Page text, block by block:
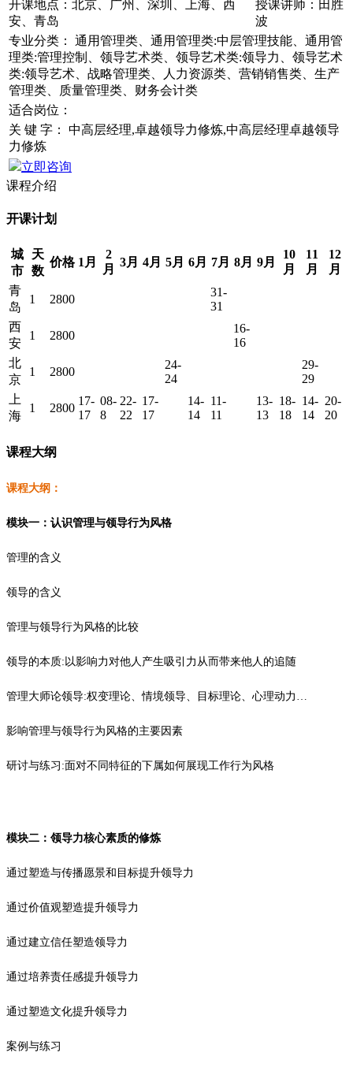
开课地点： 北京、广州、深圳、上海、西
安、青岛
授课讲师： 田胜
波
专业分类：
通用管理类、通用管理类:中层管理技能、通用管
理类:管理控制、领导艺术类、领导艺术类:领导力、领导艺术
类:领导艺术、战略管理类、人力资源类、营销销售类、生产
管理类、质量管理类、财务会计类
适合岗位：
关 键 字：
中高层经理,卓越领导力修炼,中高层经理卓越领导
力修炼
立即咨询
课程介绍
开课计划
城
市
天
数
价格 1月
2
月
3月 4月 5月 6月 7月 8月 9月
10
月
11
月
12
月
青
岛
1 2800
31-
31
西
安
1 2800
16-
16
北
京
1 2800
24-
24
29-
29
上
海
1 2800
17-
17
08-
8
22-
22
17-
17
14-
14
11-
11
13-
13
18-
18
14-
14
20-
20
课程大纲
课程大纲：
模块一：认识管理与领导行为风格
管理的含义
领导的含义
管理与领导行为风格的比较
领导的本质:以影响力对他人产生吸引力从而带来他人的追随
管理大师论领导:权变理论、情境领导、目标理论、心理动力…
影响管理与领导行为风格的主要因素
研讨与练习:面对不同特征的下属如何展现工作行为风格
模块二：领导力核心素质的修炼
通过塑造与传播愿景和目标提升领导力
通过价值观塑造提升领导力
通过建立信任塑造领导力
通过培养责任感提升领导力
通过塑造文化提升领导力
案例与练习